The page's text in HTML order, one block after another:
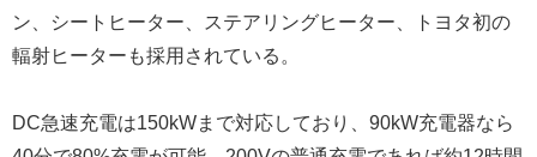
ン、シートヒーター、ステアリングヒーター、トヨタ初の
輻射ヒーターも採用されている。
DC急速充電は150kWまで対応しており、90kW充電器なら